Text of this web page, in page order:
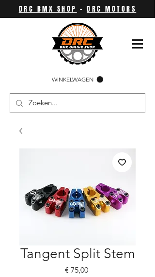
DRC BMX SHOP -DRC MOTORS
WINKELWAGEN
Tangent Split Stem
€ 75,00Prijs